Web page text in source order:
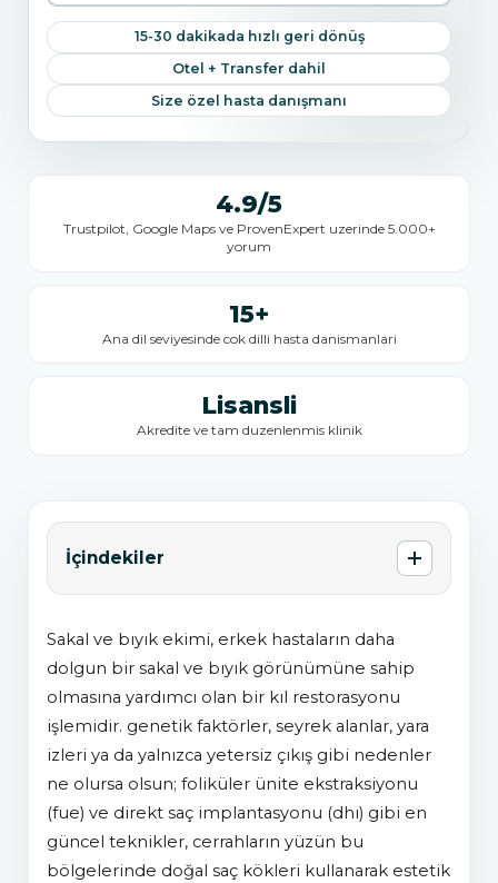
15-30 dakikada hızlı geri dönüş
Otel + Transfer dahil
Size özel hasta danışmanı
4.9/5
Trustpilot, Google Maps ve ProvenExpert uzerinde 5.000+
yorum
15+
Ana dil seviyesinde cok dilli hasta danismanlari
Lisansli
Akredite ve tam duzenlenmis klinik
İçindekiler
sakal ve bıyık ekimi, erkek hastaların daha
dolgun bir sakal ve bıyık görünümüne sahip
olmasına yardımcı olan bir kıl restorasyonu
işlemidir. genetik faktörler, seyrek alanlar, yara
izleri ya da yalnızca yetersiz çıkış gibi nedenler
ne olursa olsun; foliküler ünite ekstraksiyonu
(fue) ve direkt saç i̇mplantasyonu (dhi) gibi en
güncel teknikler, cerrahların yüzün bu
bölgelerinde doğal saç kökleri kullanarak estetik